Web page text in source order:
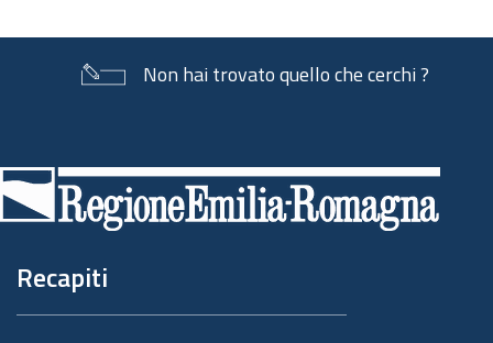
Non hai trovato quello che cerchi ?
di
pagina
Recapiti